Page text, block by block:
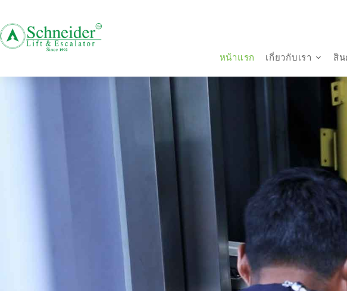
หน้าแรก เกี่ยวกับเรา สิน